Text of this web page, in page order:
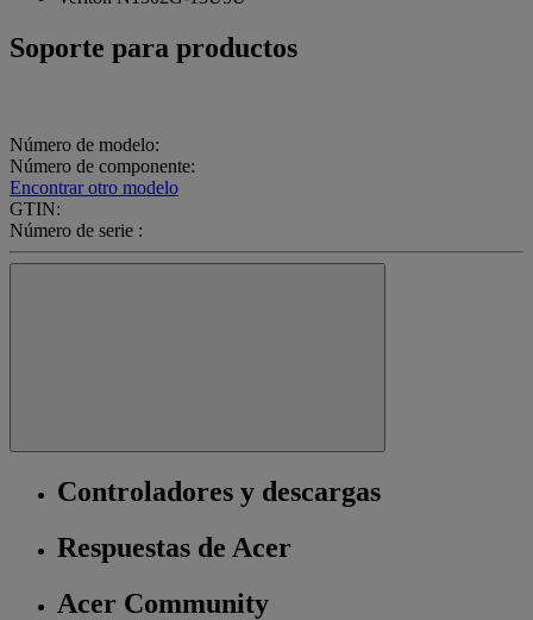
Soporte para productos
Número de modelo:
Número de componente:
Encontrar otro modelo
GTIN:
Número de serie :
Controladores y descargas
Respuestas de Acer
Acer Community